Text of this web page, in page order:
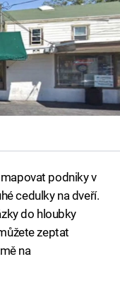
podniky v
cedulky na dveří.
do hloubky
zeptat
na